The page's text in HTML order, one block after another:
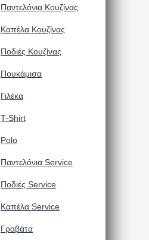
Παντελόνια Κουζίνας
Καπέλα Κουζίνας
Ποδιές Κουζίνας
Πουκάμισα
Γιλέκα
T-Shirt
Polo
Παντελόνια Service
Ποδιές Service
Καπέλα Service
Γραβάτα